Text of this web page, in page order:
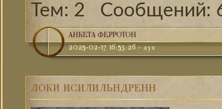
2
АНКЕТА ФЕРРОТОН
2025-02-17 16:53:26 - дух
ЛОКИ ИСИЛИЛЬНДРЕНН